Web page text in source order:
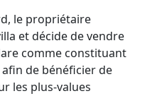
le propriétaire
et décide de vendre
comme constituant
de bénéficier de
les plus-values